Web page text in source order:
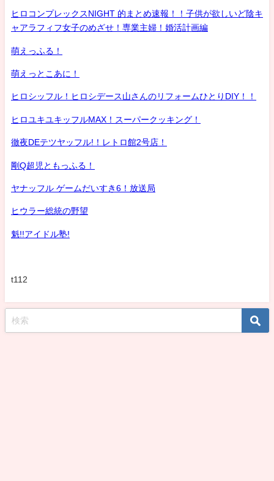
ヒロコンプレックスNIGHT 的まとめ速報！！子供が欲しいど陰キ
ャアラフィフ女子のめざせ！専業主婦！婚活計画編
萌えっふる！
萌えっとこあに！
ヒロシッフル！ヒロシデース山さんのリフォームひとりDIY！！
ヒロユキユキッフルMAX！スーパークッキング！
徹夜DEテツヤッフル!！レトロ館2号店！
剛Q超児ともっふる！
ヤナッフル ゲームだいすき6！放送局
ヒウラー総統の野望
魁!!アイドル塾!
t112